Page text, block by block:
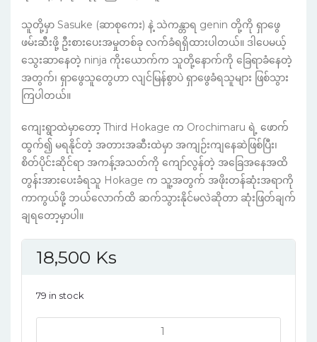
သူတို့မှာ Sasuke (ဆာစုကေး) နဲ့ သဲကန္တာရ genin တို့ကို ရှာဖွေ
ဖမ်းဆီးဖို့ ဦးစားပေးအမှုတစ်ခု လက်ခံရရှိထားပါတယ်။ ဒါပေမယ့်
သွေးဆာနေတဲ့ ninja ကိုးယောက်က သူတို့နောက်ကို ခြေရာခံနေတဲ့
အတွက်၊ ရှာဖွေသူတွေဟာ လျင်မြန်စွာပဲ ရှာဖွေခံရသူများ ဖြစ်သွား
ကြပါတယ်။
ကျေးရွာထဲမှာတော့ Third Hokage က Orochimaru ရဲ့ ဖောက်
ထွက်၍ မရနိုင်တဲ့ အတားအဆီးထဲမှာ အကျဉ်းကျနေဆဲဖြစ်ပြီး၊
စိတ်ပိုင်းဆိုင်ရာ အကန့်အသတ်ကို ကျော်လွန်တဲ့ အခြေအနေအထိ
တွန်းအားပေးခံရသူ Hokage က သူ့အတွက် အဖိုးတန်ဆုံးအရာကို
ကာကွယ်ဖို့ ဘယ်လောက်ထိ ဆက်သွားနိုင်မလဲဆိုတာ ဆုံးဖြတ်ချက်
ချရတော့မှာပါ။
18,500 Ks
79 in stock